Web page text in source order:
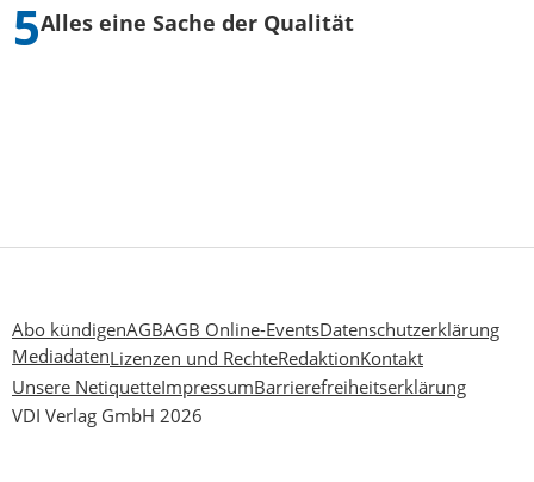
Alles eine Sache der Qualität
Abo kündigenAGBAGB Online-EventsDatenschutzerklärung
MediadatenLizenzen und RechteRedaktionKontakt
Unsere NetiquetteImpressumBarrierefreiheitserklärung
VDI Verlag GmbH 2026